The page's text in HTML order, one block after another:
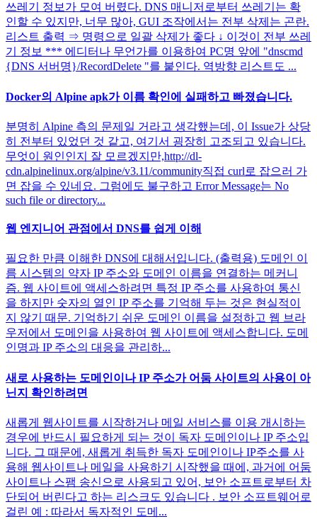
쓰레기 정보가 모여 버렸다. DNS 매니저로부터 쓰레기는 확
인할 수 있지만, 너무 많아, GUI 조작에서는 전부 삭제는 곤란.
리스트 출력 ⇒ 명령으로 일괄 삭제가 좋다 ↓ 이것이 전부 쓰레
기 정보 *** 에디터나 무언가를 이용하여 PC명 앞에 "dnscmd
{DNS 서버명}/RecordDelete "를 붙인다. 역방향 리스트도 ...
Docker의 Alpine apk가 이름 확인에 실패하고 빠졌습니다.
분명히 Alpine 측의 문제일 거라고 생각했는데, 이 Issue가 상당
히 전부터 있었던 것 같고, 여기서 굉장히 고조되고 있습니다.
무엇이 원인인지 잘 모르겠지만,http://dl-
cdn.alpinelinux.org/alpine/v3.11/community직접 curl로 잡으러 가
면 잡을 수 있네요. 그럼에도 불구하고 Error Message는 No
such file or directory...
웹 엔지니어 관점에서 DNS를 쉽게 이해
필요한 만큼 이해한 DNS에 대해서입니다. (출력용) 도메인 이
름 시스템의 약자 IP 주소와 도메인 이름을 연결하는 메커니
즘. 웹 사이트에 액세스하려면 특정 IP 주소를 사용하여 통신
을 하지만 숫자의 열인 IP 주소를 기억해 두는 것은 현실적이
지 않기 때문. 기억하기 쉬운 도메인 이름을 설정하고 웹 브라
우저에서 도메인을 사용하여 웹 사이트에 액세스합니다. 도메
인명과 IP 주소의 대응을 관리하...
새로 사용하는 도메인이나 IP 주소가 어둠 사이트의 사용이 아
닌지 확인하려면
새롭게 웹사이트를 시작하거나 메일 서비스를 이용 개시하는
경우에 반드시 필요하게 되는 것이 독자 도메인이나 IP 주소입
니다. 그 때문에, 새롭게 취득한 독자 도메인이나 IP주소를 사
용해 웹사이트나 메일을 사용하기 시작했을 때에, 과거에 어둠
사이트나 스팸 송신으로 사용되고 있어, 보안 소프트로부터 차
단되어 버린다고 하는 리스크도 있습니다 . 보안 소프트웨어로
걸린 예 : 따라서 독자적인 도메...